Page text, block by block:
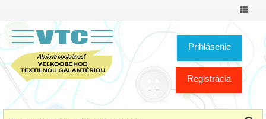
Prepnúť
Prihlásenie
Registrácia